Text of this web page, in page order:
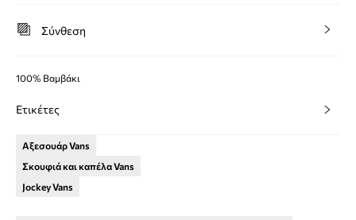
Σύνθεση
100% Βαμβάκι
Ετικέτες
Αξεσουάρ Vans
Σκουφιά και καπέλα Vans
Jockey Vans